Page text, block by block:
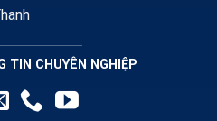
TIN CHUYÊN NGHIỆP